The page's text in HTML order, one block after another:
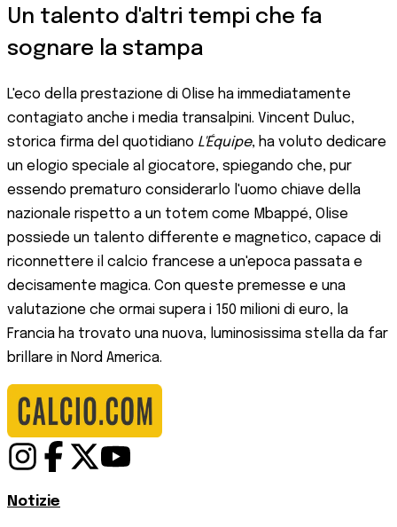
Un talento d'altri tempi che fa
sognare la stampa
L'eco della prestazione di Olise ha immediatamente
contagiato anche i media transalpini. Vincent Duluc,
storica firma del quotidiano L'Équipe, ha voluto dedicare
un elogio speciale al giocatore, spiegando che, pur
essendo prematuro considerarlo l'uomo chiave della
nazionale rispetto a un totem come Mbappé, Olise
possiede un talento differente e magnetico, capace di
riconnettere il calcio francese a un'epoca passata e
decisamente magica. Con queste premesse e una
valutazione che ormai supera i 150 milioni di euro, la
Francia ha trovato una nuova, luminosissima stella da far
brillare in Nord America.
Notizie